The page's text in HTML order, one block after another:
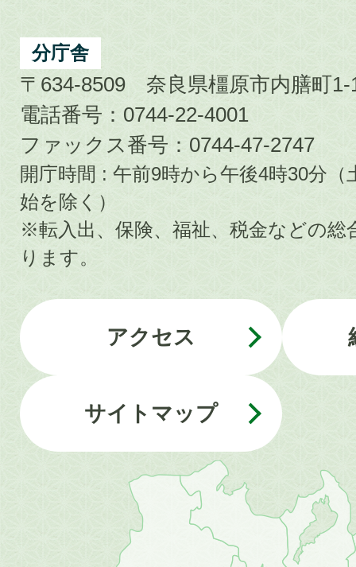
分庁舎
〒634-8509 奈良県橿原市内膳町1-
電話番号：0744-22-4001
ファックス番号：0744-47-2747
開庁時間 : 午前9時から午後4時30分（
始を除く）
※転入出、保険、福祉、税金などの総
ります。
アクセス
サイトマップ
畿
地
方